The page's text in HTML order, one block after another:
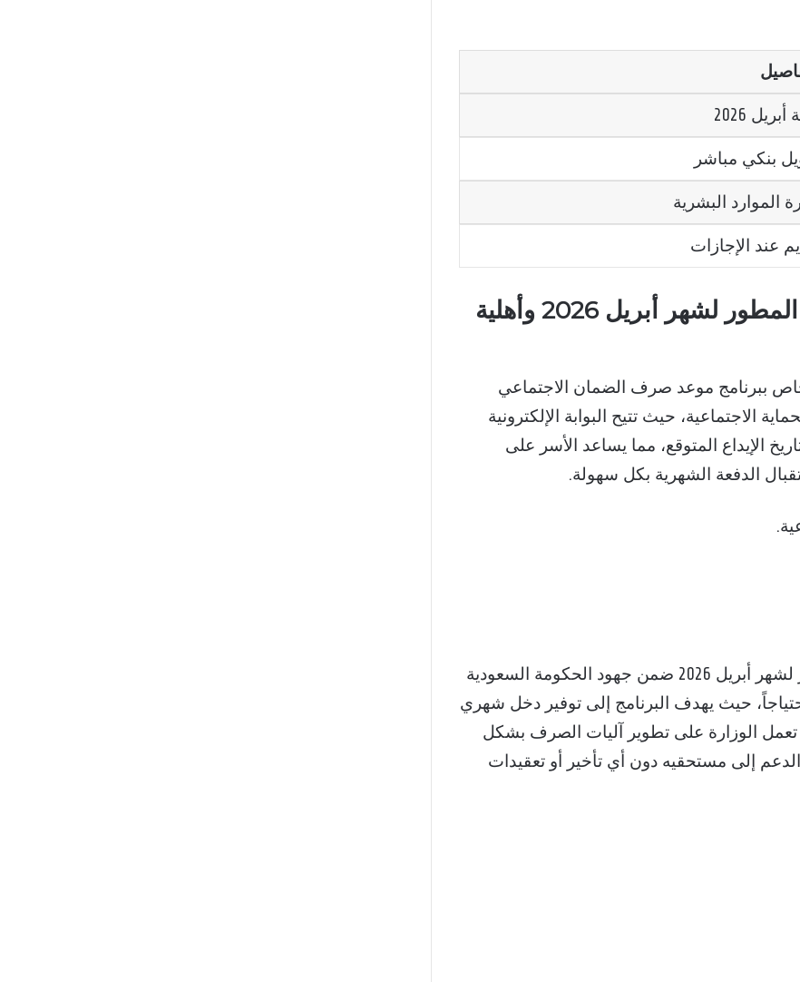
أبريل 2026
بنكي مباشر
الموارد البشرية
عند الإجازات
موعد صرف الضمان الاجتماعي المطور لشهر أبريل 2026 وأهلية
ببرنامج موعد صرف الضمان الاجتماعي
الدعم والحماية الاجتماعية، حيث تتيح البوابة الإلكترونية
الإيداع المتوقع، مما يساعد الأسر على
الدفعة الشهرية بكل سهولة.
ويأتي موعد صرف الضمان الاجتماعي المطور لشهر أبريل 2026 ضمن جهود الحكومة السعودية
احتياجاً، حيث يهدف البرنامج إلى توفير دخل شهري
الوزارة على تطوير آليات الصرف بشكل
إلى مستحقيه دون أي تأخير أو تعقيدات